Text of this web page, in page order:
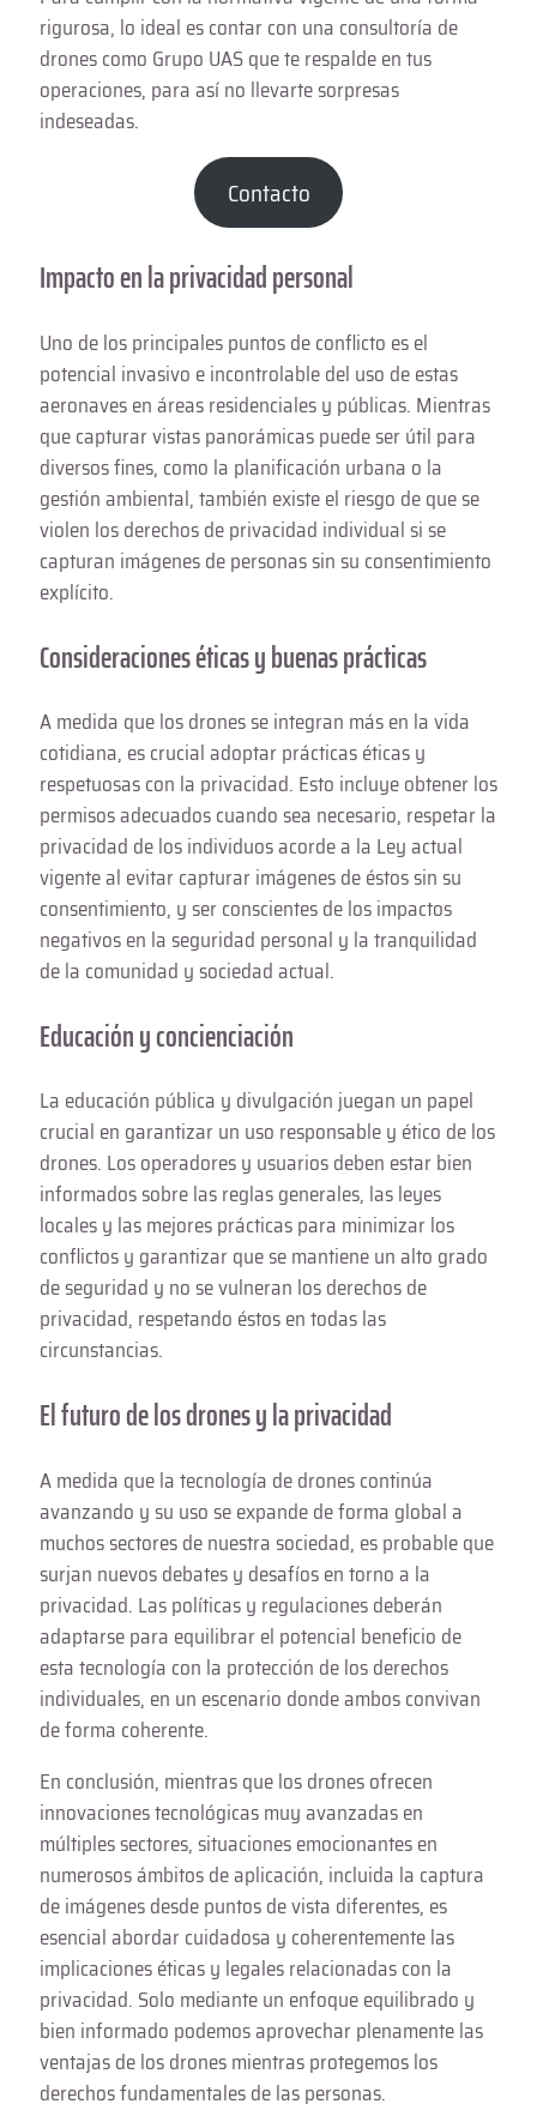
rigurosa, lo ideal es contar con una consultoría de
drones como Grupo UAS que te respalde en tus
operaciones, para así no llevarte sorpresas
indeseadas.
Contacto
Impacto en la privacidad personal
Uno de los principales puntos de conflicto es el
potencial invasivo e incontrolable del uso de estas
aeronaves en áreas residenciales y públicas. Mientras
que capturar vistas panorámicas puede ser útil para
diversos fines, como la planificación urbana o la
gestión ambiental, también existe el riesgo de que se
violen los derechos de privacidad individual si se
capturan imágenes de personas sin su consentimiento
explícito.
Consideraciones éticas y buenas prácticas
A medida que los drones se integran más en la vida
cotidiana, es crucial adoptar prácticas éticas y
respetuosas con la privacidad. Esto incluye obtener los
permisos adecuados cuando sea necesario, respetar la
privacidad de los individuos acorde a la Ley actual
vigente al evitar capturar imágenes de éstos sin su
consentimiento, y ser conscientes de los impactos
negativos en la seguridad personal y la tranquilidad
de la comunidad y sociedad actual.
Educación y concienciación
La educación pública y divulgación juegan un papel
crucial en garantizar un uso responsable y ético de los
drones. Los operadores y usuarios deben estar bien
informados sobre las reglas generales, las leyes
locales y las mejores prácticas para minimizar los
conflictos y garantizar que se mantiene un alto grado
de seguridad y no se vulneran los derechos de
privacidad, respetando éstos en todas las
circunstancias.
El futuro de los drones y la privacidad
A medida que la tecnología de drones continúa
avanzando y su uso se expande de forma global a
muchos sectores de nuestra sociedad, es probable que
surjan nuevos debates y desafíos en torno a la
privacidad. Las políticas y regulaciones deberán
adaptarse para equilibrar el potencial beneficio de
esta tecnología con la protección de los derechos
individuales, en un escenario donde ambos convivan
de forma coherente.
En conclusión, mientras que los drones ofrecen
innovaciones tecnológicas muy avanzadas en
múltiples sectores, situaciones emocionantes en
numerosos ámbitos de aplicación, incluida la captura
de imágenes desde puntos de vista diferentes, es
esencial abordar cuidadosa y coherentemente las
implicaciones éticas y legales relacionadas con la
privacidad. Solo mediante un enfoque equilibrado y
bien informado podemos aprovechar plenamente las
ventajas de los drones mientras protegemos los
derechos fundamentales de las personas.